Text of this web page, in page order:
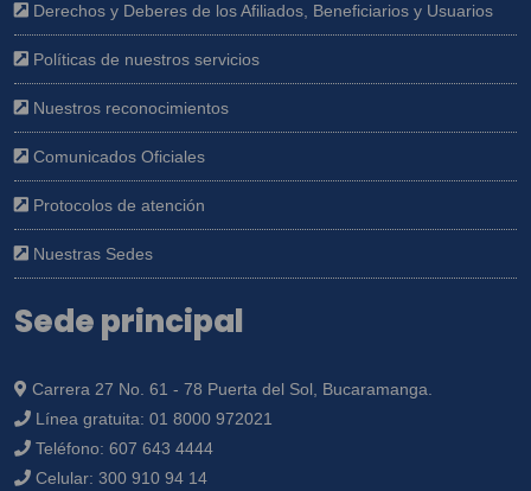
Derechos y Deberes de los Afiliados, Beneficiarios y Usuarios
Políticas de nuestros servicios
Nuestros reconocimientos
Comunicados Oficiales
Protocolos de atención
Nuestras Sedes
Sede principal
Carrera 27 No. 61 - 78 Puerta del Sol, Bucaramanga.
Línea gratuita: 01 8000 972021
Teléfono: 607 643 4444
Celular: 300 910 94 14